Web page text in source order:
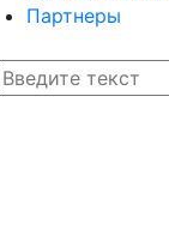
Партнеры